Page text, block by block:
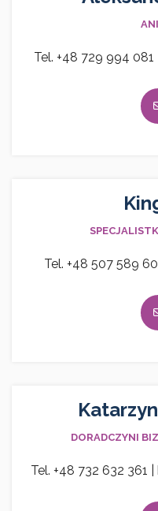
Tel. +48 729 994
Tel. +48 507 589
DORADCZYNI
Tel. +48 732 632 361